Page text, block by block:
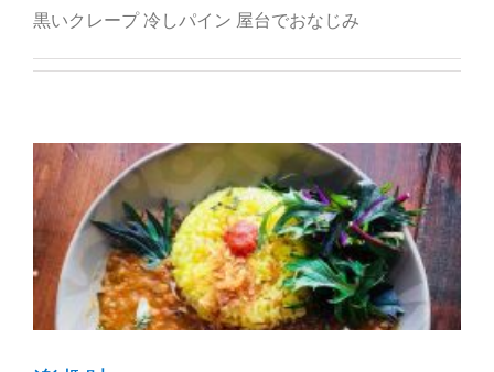
黒いクレープ 冷しパイン 屋台でおなじみ